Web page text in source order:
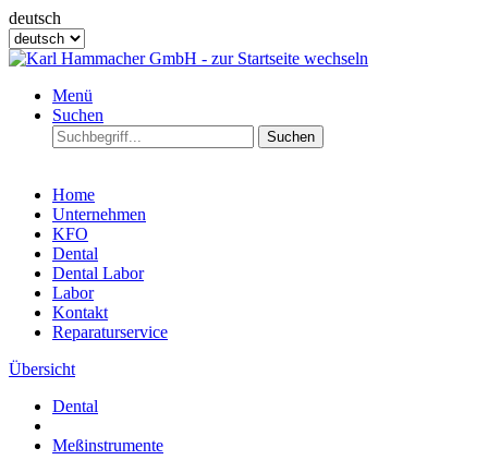
deutsch
Menü
Suchen
Suchen
Home
Unternehmen
KFO
Dental
Dental Labor
Labor
Kontakt
Reparaturservice
Übersicht
Dental
Meßinstrumente